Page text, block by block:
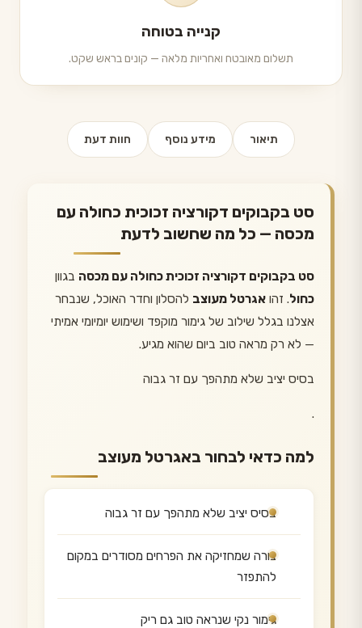
קנייה בטוחה
תשלום מאובטח ואחריות מלאה — קונים בראש שקט.
תיאור מידע נוסף חוות דעת
סט בקבוקים דקורציה זכוכית כחולה עם
מכסה — כל מה שחשוב לדעת
סט בקבוקים דקורציה זכוכית כחולה עם מכסה בגוון
כחול. זהו אגרטל מעוצב להסלון וחדר האוכל, שנבחר
אצלנו בגלל שילוב של גימור מוקפד ושימוש יומיומי אמיתי
— לא רק מראה טוב ביום שהוא מגיע.
בסיס יציב שלא מתהפך עם זר גבוה
.
למה כדאי לבחור באגרטל מעוצב
בסיס יציב שלא מתהפך עם זר גבוה
צורה שמחזיקה את הפרחים מסודרים במקום
להתפזר
גימור נקי שנראה טוב גם ריק